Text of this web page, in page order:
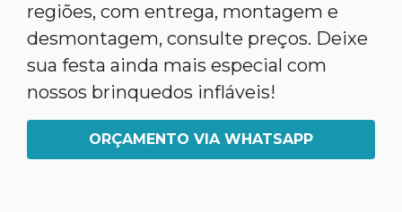
regiões, com entrega, montagem e
desmontagem, consulte preços. Deixe
sua festa ainda mais especial com
nossos brinquedos infláveis!
ORÇAMENTO VIA WHATSAPP